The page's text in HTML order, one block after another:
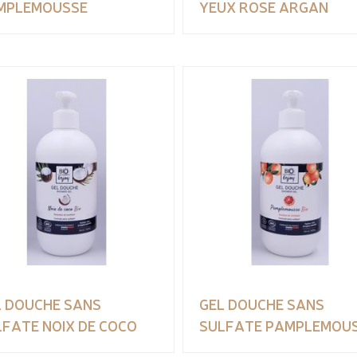
YEUX ROSE ARGAN
DOUCHE SANS
NOIX DE COCO
GEL DOUCHE SANS
SULFATE